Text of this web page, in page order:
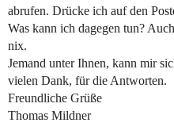
abrufen. Drücke ich auf den
Was kann ich dagegen tun?
nix.
Jemand unter Ihnen, kann mir
vielen Dank, für die Antworten.
Freundliche Grüße
Thomas Mildner